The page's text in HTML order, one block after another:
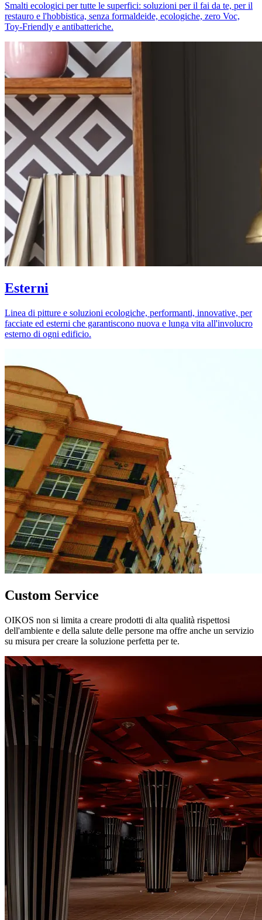
Smalti ecologici per tutte le superfici: soluzioni per il fai da te, per il
restauro e l'hobbistica, senza formaldeide, ecologiche, zero Voc,
Toy-Friendly e antibatteriche.
Esterni
Linea di pitture e soluzioni ecologiche, performanti, innovative, per
facciate ed esterni che garantiscono nuova e lunga vita all'involucro
esterno di ogni edificio.
Custom Service
OIKOS non si limita a creare prodotti di alta qualità rispettosi
dell'ambiente e della salute delle persone ma offre anche un servizio
su misura per creare la soluzione perfetta per te.